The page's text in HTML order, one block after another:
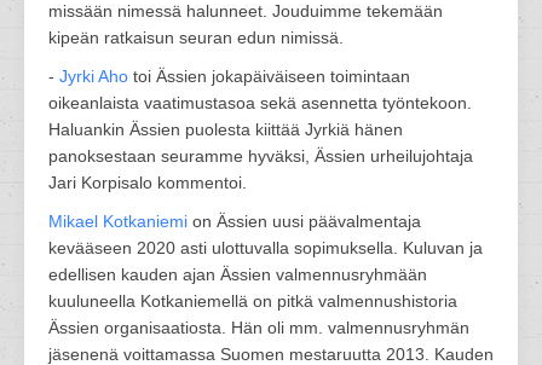
missään nimessä halunneet. Jouduimme tekemään
kipeän ratkaisun seuran edun nimissä.
- Jyrki Aho toi Ässien jokapäiväiseen toimintaan
oikeanlaista vaatimustasoa sekä asennetta työntekoon.
Haluankin Ässien puolesta kiittää Jyrkiä hänen
panoksestaan seuramme hyväksi, Ässien urheilujohtaja
Jari Korpisalo kommentoi.
Mikael Kotkaniemi on Ässien uusi päävalmentaja
kevääseen 2020 asti ulottuvalla sopimuksella. Kuluvan ja
edellisen kauden ajan Ässien valmennusryhmään
kuuluneella Kotkaniemellä on pitkä valmennushistoria
Ässien organisaatiosta. Hän oli mm. valmennusryhmän
jäsenenä voittamassa Suomen mestaruutta 2013. Kauden